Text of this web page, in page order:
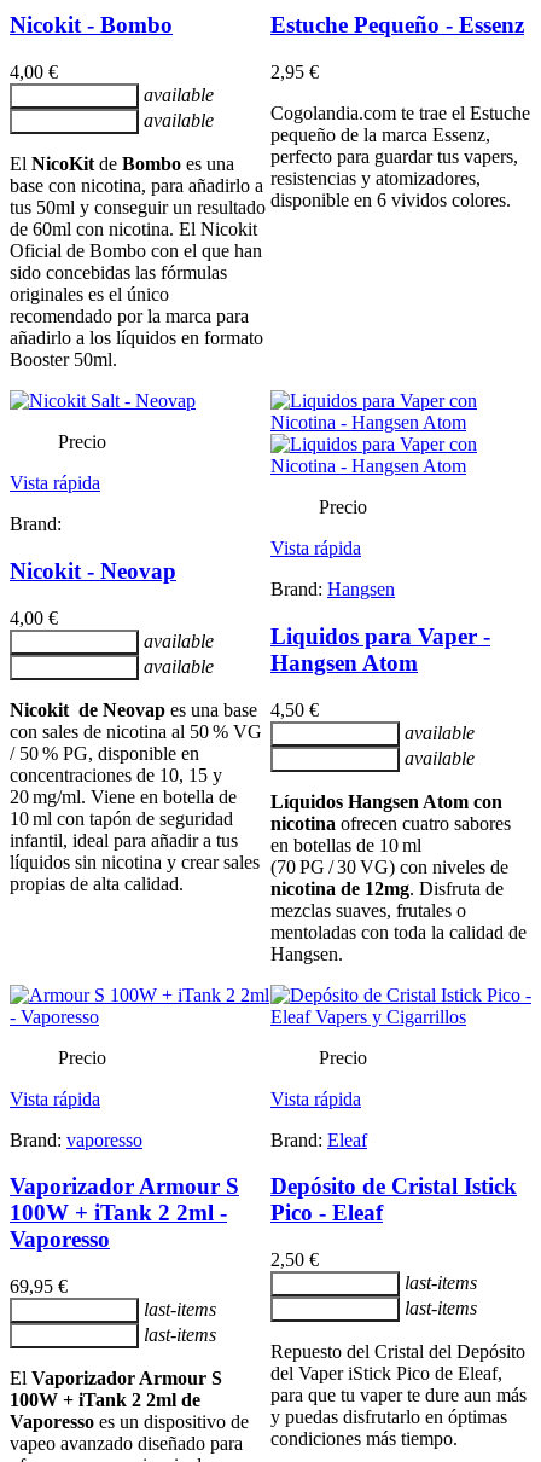
Nicokit - Bombo
4,00 €
available
available
El NicoKit de Bombo es una
base con nicotina, para añadirlo a
tus 50ml y conseguir un resultado
de 60ml con nicotina. El Nicokit
Oficial de Bombo con el que han
sido concebidas las fórmulas
originales es el único
recomendado por la marca para
añadirlo a los líquidos en formato
Booster 50ml.
Estuche Pequeño - Essenz
2,95 €
Cogolandia.com te trae el Estuche
pequeño de la marca Essenz,
perfecto para guardar tus vapers,
resistencias y atomizadores,
disponible en 6 vividos colores.
Precio
Vista rápida
Brand:
Nicokit - Neovap
4,00 €
available
available
Nicokit de Neovap es una base
con sales de nicotina al 50 % VG
/ 50 % PG, disponible en
concentraciones de 10, 15 y
20 mg/ml. Viene en botella de
10 ml con tapón de seguridad
infantil, ideal para añadir a tus
líquidos sin nicotina y crear sales
propias de alta calidad.
Precio
Vista rápida
Brand: Hangsen
Liquidos para Vaper -
Hangsen Atom
4,50 €
available
available
Líquidos Hangsen Atom con
nicotina ofrecen cuatro sabores
en botellas de 10 ml
(70 PG / 30 VG) con niveles de
nicotina de 12mg. Disfruta de
mezclas suaves, frutales o
mentoladas con toda la calidad de
Hangsen.
Precio
Vista rápida
Brand: vaporesso
Vaporizador Armour S
100W + iTank 2 2ml -
Vaporesso
69,95 €
last-items
last-items
El Vaporizador Armour S
100W + iTank 2 2ml de
Vaporesso es un dispositivo de
vapeo avanzado diseñado para
Precio
Vista rápida
Brand: Eleaf
Depósito de Cristal Istick
Pico - Eleaf
2,50 €
last-items
last-items
Repuesto del Cristal del Depósito
del Vaper iStick Pico de Eleaf,
para que tu vaper te dure aun más
y puedas disfrutarlo en óptimas
condiciones más tiempo.